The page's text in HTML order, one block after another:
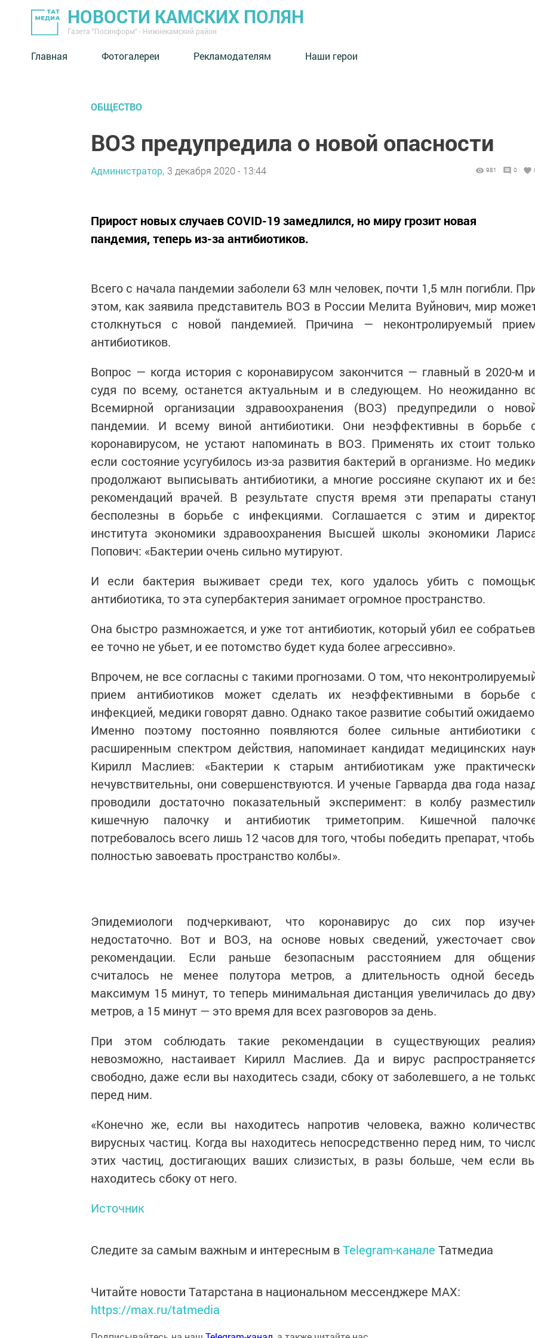
НОВОСТИ КАМСКИХ ПОЛЯН
Газета "Посинформ" - Нижнекамский район
Главная Фотогалереи Рекламодателям Наши герои
ОБЩЕСТВО
ВОЗ предупредила о новой опасности
Администратор, 3 декабря 2020 - 13:44 981 0
Прирост новых случаев COVID-19 замедлился, но миру грозит новая
пандемия, теперь из-за антибиотиков.
Всего с начала пандемии заболели 63 млн человек, почти 1,5 млн погибли.
этом, как заявила представитель ВОЗ в России Мелита Вуйнович, мир
столкнуться с новой пандемией. Причина — неконтролируемый
антибиотиков.
Вопрос — когда история с коронавирусом закончится — главный в 2020-м
судя по всему, останется актуальным и в следующем. Но неожиданно
Всемирной организации здравоохранения (ВОЗ) предупредили о
пандемии. И всему виной антибиотики. Они неэффективны в борьбе
коронавирусом, не устают напоминать в ВОЗ. Применять их стоит
если состояние усугубилось из-за развития бактерий в организме. Но
продолжают выписывать антибиотики, а многие россияне скупают их и
рекомендаций врачей. В результате спустя время эти препараты
бесполезны в борьбе с инфекциями. Соглашается с этим и
института экономики здравоохранения Высшей школы экономики
Попович: «Бактерии очень сильно мутируют.
И если бактерия выживает среди тех, кого удалось убить с
антибиотика, то эта супербактерия занимает огромное пространство.
Она быстро размножается, и уже тот антибиотик, который убил ее
ее точно не убьет, и ее потомство будет куда более агрессивно».
Впрочем, не все согласны с такими прогнозами. О том, что
прием антибиотиков может сделать их неэффективными в борьбе
инфекцией, медики говорят давно. Однако такое развитие событий
Именно поэтому постоянно появляются более сильные антибиотики
расширенным спектром действия, напоминает кандидат медицинских
Кирилл Маслиев: «Бактерии к старым антибиотикам уже
нечувствительны, они совершенствуются. И ученые Гарварда два года
проводили достаточно показательный эксперимент: в колбу
кишечную палочку и антибиотик триметоприм. Кишечной
потребовалось всего лишь 12 часов для того, чтобы победить препарат,
полностью завоевать пространство колбы».
Эпидемиологи подчеркивают, что коронавирус до сих пор
недостаточно. Вот и ВОЗ, на основе новых сведений, ужесточает
рекомендации. Если раньше безопасным расстоянием для
считалось не менее полутора метров, а длительность одной
максимум 15 минут, то теперь минимальная дистанция увеличилась до
метров, а 15 минут — это время для всех разговоров за день.
При этом соблюдать такие рекомендации в существующих
невозможно, настаивает Кирилл Маслиев. Да и вирус
свободно, даже если вы находитесь сзади, сбоку от заболевшего, а не
перед ним.
«Конечно же, если вы находитесь напротив человека, важно
вирусных частиц. Когда вы находитесь непосредственно перед ним, то
этих частиц, достигающих ваших слизистых, в разы больше, чем если
находитесь сбоку от него.
Источник
Следите за самым важным и интересным вTelegram-канале Татмедиа
Читайте новости Татарстана в национальном мессенджере MАХ:
https://max.ru/tatmedia